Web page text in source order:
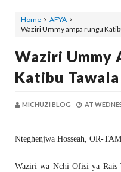
Home
AFYA
Waziri Ummy ampa rungu
Waziri Ummy
Katibu
MICHUZI BLOG AT
Nteghenjwa Hosseah, OR-
Waziri wa Nchi Ofisi ya Rais